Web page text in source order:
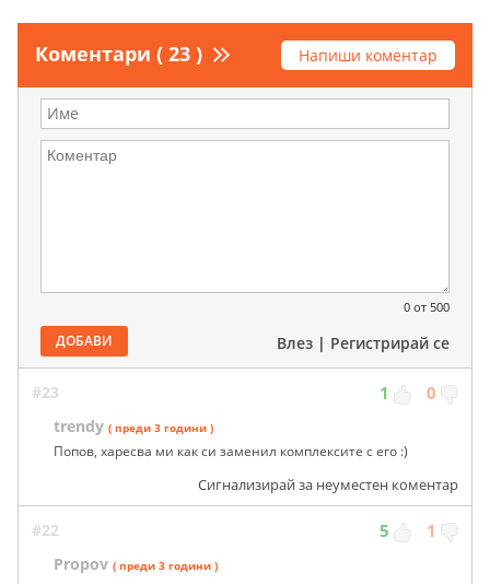
Коментари ( 23 ) Напиши коментар
0 от 500
ДОБАВИ Влез | Регистрирай се
#23 1 0
trendy ( преди 3 години )
Попов, харесва ми как си заменил комплексите с его :)
Сигнализирай за неуместен коментар
#22 5 1
Propov ( преди 3 години )